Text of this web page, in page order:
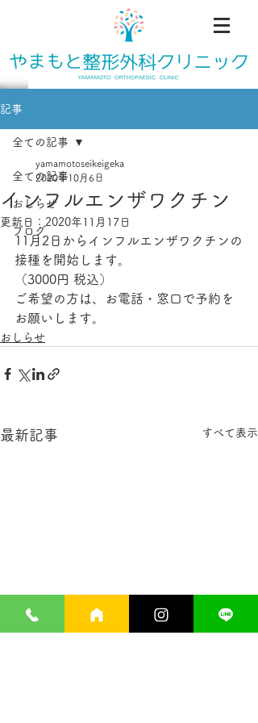
記事
全ての記事
おしらせ
ブログ
全ての記事
インフルエンザワクチン
yamamotoseikeigeka
2020年10月6日
更新日： 2020年11月17日
11月2日からインフルエンザワクチンの
接種を開始します。
（3000円 税込）
ご希望の方は、お電話・窓口で予約を
お願いします。
おしらせ
最新記事 すべて表示